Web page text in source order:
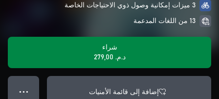
3 ميزات إمكانية وصول ذوي الاحتياجات الخاصة
13 من اللغات المدعمة
شراء
د.م.‏ 279,00
إضافة إلى قائمة الأمنيات ● ● ●